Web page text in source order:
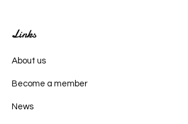
Links
About us
Become a member
News